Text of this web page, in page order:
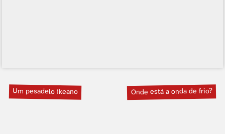
Um pesadelo ikeano Onde está a onda de frio?